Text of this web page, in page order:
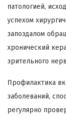
патологией,
успехом
запоздалом
хронический
зрительного
Профилактика
заболеваний,
регулярно